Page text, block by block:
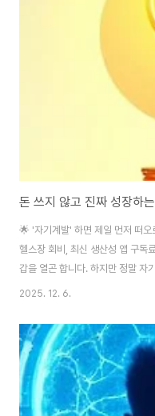
🌟 '자기계발' 하면 제일 먼저 떠오
헬스장 회비, 최신 생산성 앱 구독
갑을 열곤 합니다. 하지만 정말 자
말씀드리면, 절대 아닙니다. 진정
도, 소비에 휘둘리지 않으면서, 내
자기계발 루틴'을 만드는 구체적
습니다. 🔍 1단계: 나를 위한 '진짜
소비 없는 자기계발의 첫걸음은
2025. 12. 6.